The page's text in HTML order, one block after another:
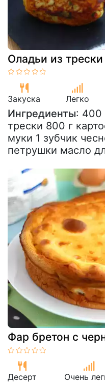
Оладьи из
Закуска Легко
Ингредиенты: 400
трески 800 г
муки 1 зубчик
петрушки масло
Фар бретон с
Десерт Очень